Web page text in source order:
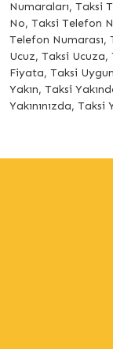
Numaraları, Taksi
No, Taksi Telefon
Telefon Numarası,
Ucuz, Taksi Ucuza,
Fiyata, Taksi
Yakın, Taksi
Yakınınızda, Taksi